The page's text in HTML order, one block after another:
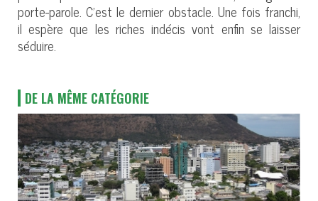
porte-parole. C’est le dernier obstacle. Une fois franchi,
il espère que les riches indécis vont enfin se laisser
séduire.
DE LA MÊME CATÉGORIE